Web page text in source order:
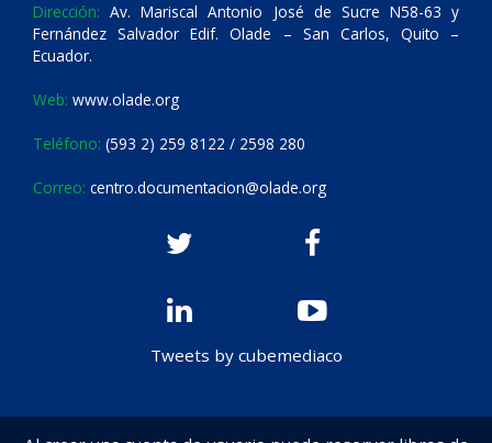
Dirección: Av. Mariscal Antonio José de Sucre N58-63 y
Fernández Salvador Edif. Olade – San Carlos, Quito –
Ecuador.
Web: www.olade.org
Teléfono: (593 2) 259 8122 / 2598 280
Correo: centro.documentacion@olade.org
Tweets by cubemediaco